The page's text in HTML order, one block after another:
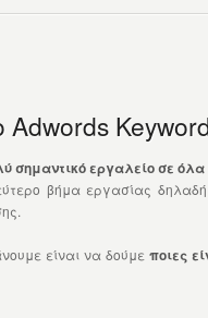
σημαντικό εργαλείο σε
βήμα εργασίας
είναι να δούμε ποιες